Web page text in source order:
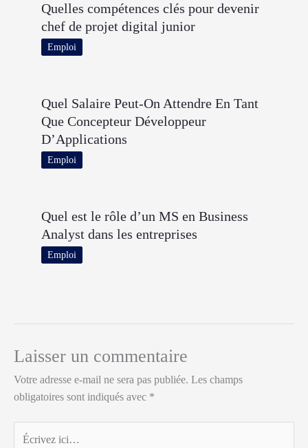
Quelles compétences clés pour devenir
chef de projet digital junior
Emploi
Quel Salaire Peut-On Attendre En Tant
Que Concepteur Développeur
D’Applications
Emploi
Quel est le rôle d’un MS en Business
Analyst dans les entreprises
Emploi
Laisser un commentaire
Votre adresse e-mail ne sera pas publiée. Les champs
obligatoires sont indiqués avec *